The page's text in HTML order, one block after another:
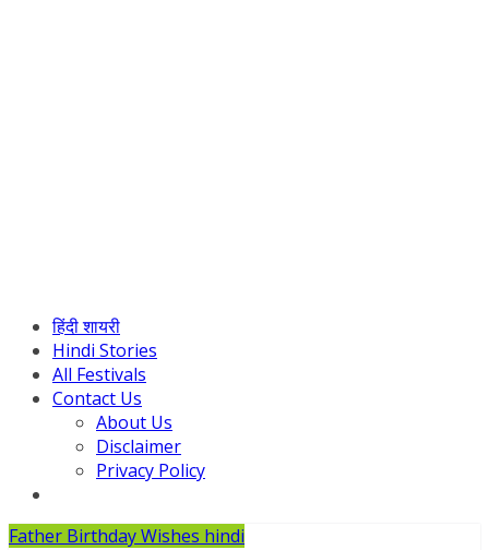
हिंदी शायरी
Hindi Stories
All Festivals
Contact Us
About Us
Disclaimer
Privacy Policy
Father Birthday Wishes hindi